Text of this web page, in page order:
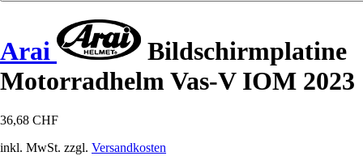
Arai
Bildschirmplatine
Motorradhelm Vas-V IOM 2023
36,68 CHF
inkl. MwSt. zzgl. Versandkosten